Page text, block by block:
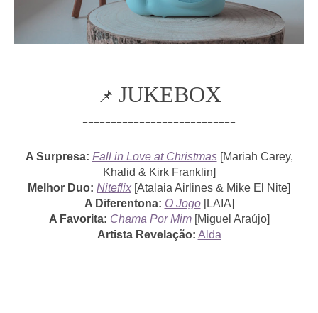
📌 JUKEBOX
---------------------------
A Surpresa: Fall in Love at Christmas[Mariah Carey,
Khalid & Kirk Franklin]
Melhor Duo: Niteflix [Atalaia Airlines & Mike El Nite]
A Diferentona: O Jogo[LAIA]
A Favorita: Chama Por Mim[Miguel Araújo]
Artista Revelação: Alda